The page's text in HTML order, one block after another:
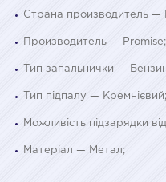
Страна производитель —
Производитель — Promise;
Тип запальнички —
Тип підпалу — Кремнієвий;
Можливість підзарядки
Матеріал — Метал;